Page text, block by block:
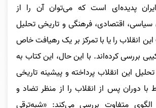
پدیده‌ای است که می‌توان آن را از
سیاسی، اقتصادی، فرهنگی و تاریخی تحلیل
انقلاب را یا با تمرکز بر یک رهیافت خاص
بررسی کرده‌اند. با این حال، این کتاب به
این انقلاب پرداخته و پیشینه تاریخی
با دوران پس از انقلاب را از منظر تضاد و
متفاوت بررسی می‌کند: «شبه‌ترقی